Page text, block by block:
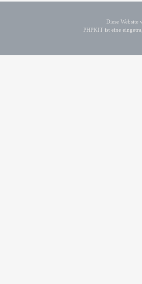
Diese
PHPKIT ist eine